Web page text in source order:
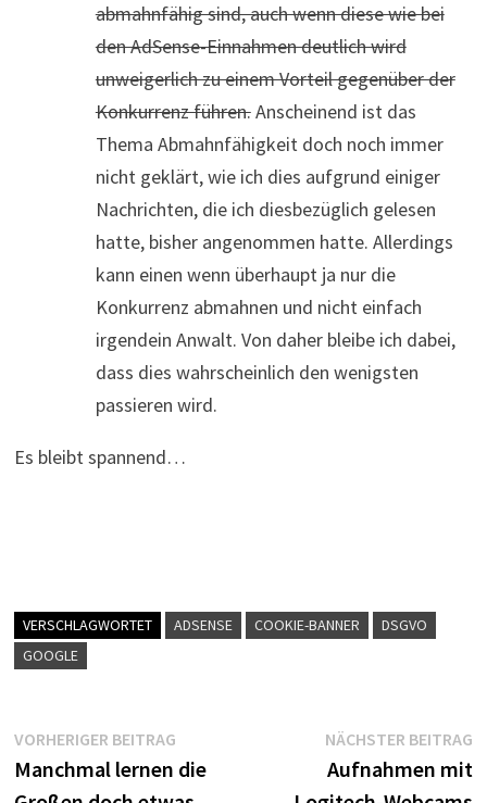
abmahnfähig sind, auch wenn diese wie bei
den AdSense-Einnahmen deutlich wird
unweigerlich zu einem Vorteil gegenüber der
Konkurrenz führen.Anscheinend ist das
Thema Abmahnfähigkeit doch noch immer
nicht geklärt, wie ich dies aufgrund einiger
Nachrichten, die ich diesbezüglich gelesen
hatte, bisher angenommen hatte. Allerdings
kann einen wenn überhaupt ja nur die
Konkurrenz abmahnen und nicht einfach
irgendein Anwalt. Von daher bleibe ich dabei,
dass dies wahrscheinlich den wenigsten
passieren wird.
Es bleibt spannend…
VERSCHLAGWORTET ADSENSE COOKIE-BANNER
DSGVO
GOOGLE
Beitragsnavigation
VORHERIGER BEITRAGVorheriger
Beitrag:
Manchmal lernen die
NÄCHSTER BEITRAG
Aufnahmen mit